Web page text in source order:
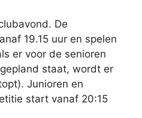
De
19.15 uur en spelen
er voor de senioren
staat, wordt er
Junioren en
start vanaf 20:15